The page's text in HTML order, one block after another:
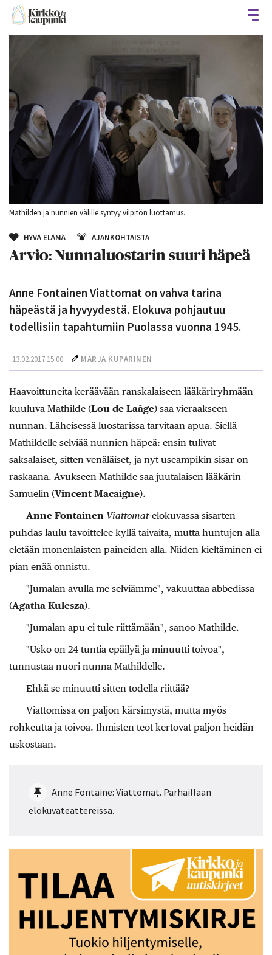
Mathilden ja nunnien välille syntyy vilpitön luottamus.
HYVÄ ELÄMÄ AJANKOHTAISTA
Arvio: Nunnaluostarin suuri häpeä
Anne Fontainen Viattomat on vahva tarina
häpeästä ja hyvyydestä. Elokuva pohjautuu
todellisiin tapahtumiin Puolassa vuonna 1945.
13.02.2017 15:00 MARJA KUPARINEN
Haavoittuneita keräävään ranskalaiseen lääkäriryhmään
kuuluva Mathilde (Lou de Laâge) saa vieraakseen
nunnan. Läheisessä luostarissa tarvitaan apua. Siellä
Mathildelle selviää nunnien häpeä: ensin tulivat
saksalaiset, sitten venäläiset, ja nyt useampikin sisar on
raskaana. Avukseen Mathilde saa juutalaisen lääkärin
Samuelin (Vincent Macaigne).
Anne Fontainen Viattomat-elokuvassa sisarten
puhdas laulu tavoittelee kyllä taivaita, mutta huntujen alla
eletään monenlaisten paineiden alla. Niiden kieltäminen ei
pian enää onnistu.
"Jumalan avulla me selviämme", vakuuttaa abbedissa
(Agatha Kulesza).
"Jumalan apu ei tule riittämään", sanoo Mathilde.
"Usko on 24 tuntia epäilyä ja minuutti toivoa",
tunnustaa nuori nunna Mathildelle.
Ehkä se minuutti sitten todella riittää?
Viattomissa on paljon kärsimystä, mutta myös
rohkeutta ja toivoa. Ihmisten teot kertovat paljon heidän
uskostaan.
Anne Fontaine: Viattomat. Parhaillaan
elokuvateattereissa.